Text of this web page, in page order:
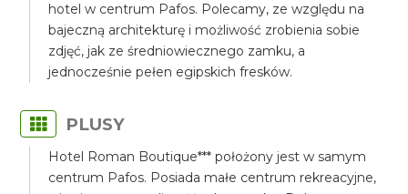
hotel w centrum Pafos. Polecamy, ze względu na
bajeczną architekturę i możliwość zrobienia sobie
zdjęć, jak ze średniowiecznego zamku, a
jednocześnie pełen egipskich fresków.
PLUSY
Hotel Roman Boutique*** położony jest w samym
centrum Pafos. Posiada małe centrum rekreacyjne,